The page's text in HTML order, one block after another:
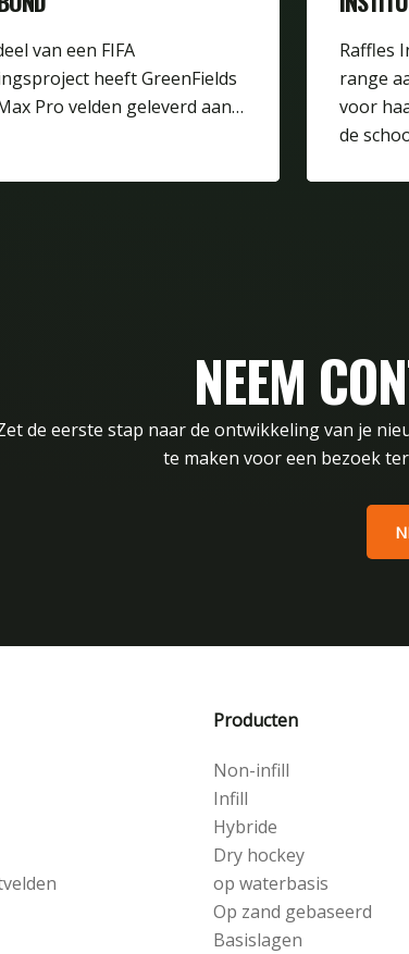
van een FIFA
heeft GreenFields
Pro velden geleverd aan…
Raffles
range
voor
de
NEEM
de eerste stap naar de ontwikkeling van je
te maken voor een bezoek
Producten
Non-infill
Infill
Hybride
Dry hockey
op waterbasis
Op zand gebaseerd
Basislagen